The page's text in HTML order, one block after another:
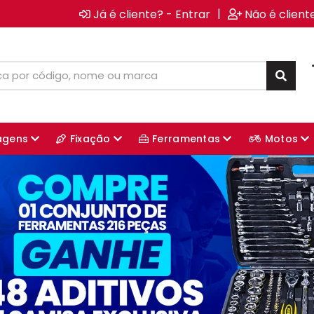
Já é cliente? - Entrar | Não é
Fixação Ferramentas Motos